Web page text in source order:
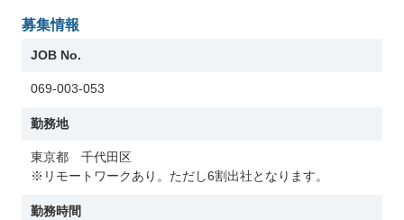
募集情報
JOB No.
069-003-053
勤務地
東京都 千代田区
※リモートワークあり。ただし6割出社となります。
勤務時間